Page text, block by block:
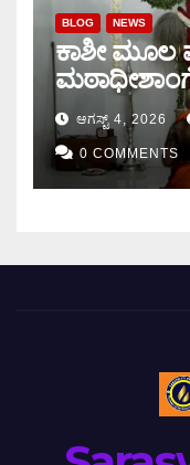
BLOG NEWS
ಕಾಶೀ ಮೂಲ
ಆರಂಭ.
ಆಗಸ್ಟ್ 4, 2026
0 COMMENTS